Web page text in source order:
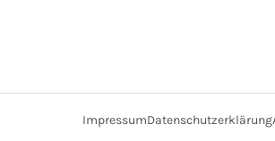
ImpressumDatenschutzerklärung